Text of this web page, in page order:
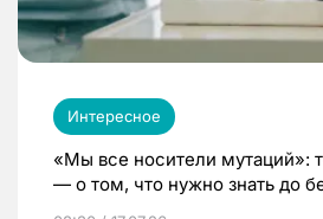
Интересное
«Мы все носители мутаций»:
— о том, что нужно знать до